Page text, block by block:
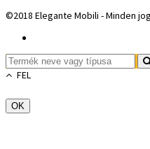
©2018 Elegante Mobili - Minden
FEL
OK